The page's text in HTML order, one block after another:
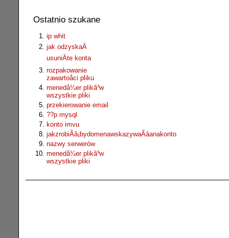
Ostatnio szukane
ip whit
jak odzyskaÄ
usuniÄte konta
rozpakowanie
zawartoåci pliku
menedå¼er plikã³w
wszystkie pliki
przekierowanie email
??p mysql
konto imvu
jakzrobiÃâ¡bydomenawskazywaÃâanakonto
nazwy serwerów
menedå¼er plikã³w
wszystkie pliki